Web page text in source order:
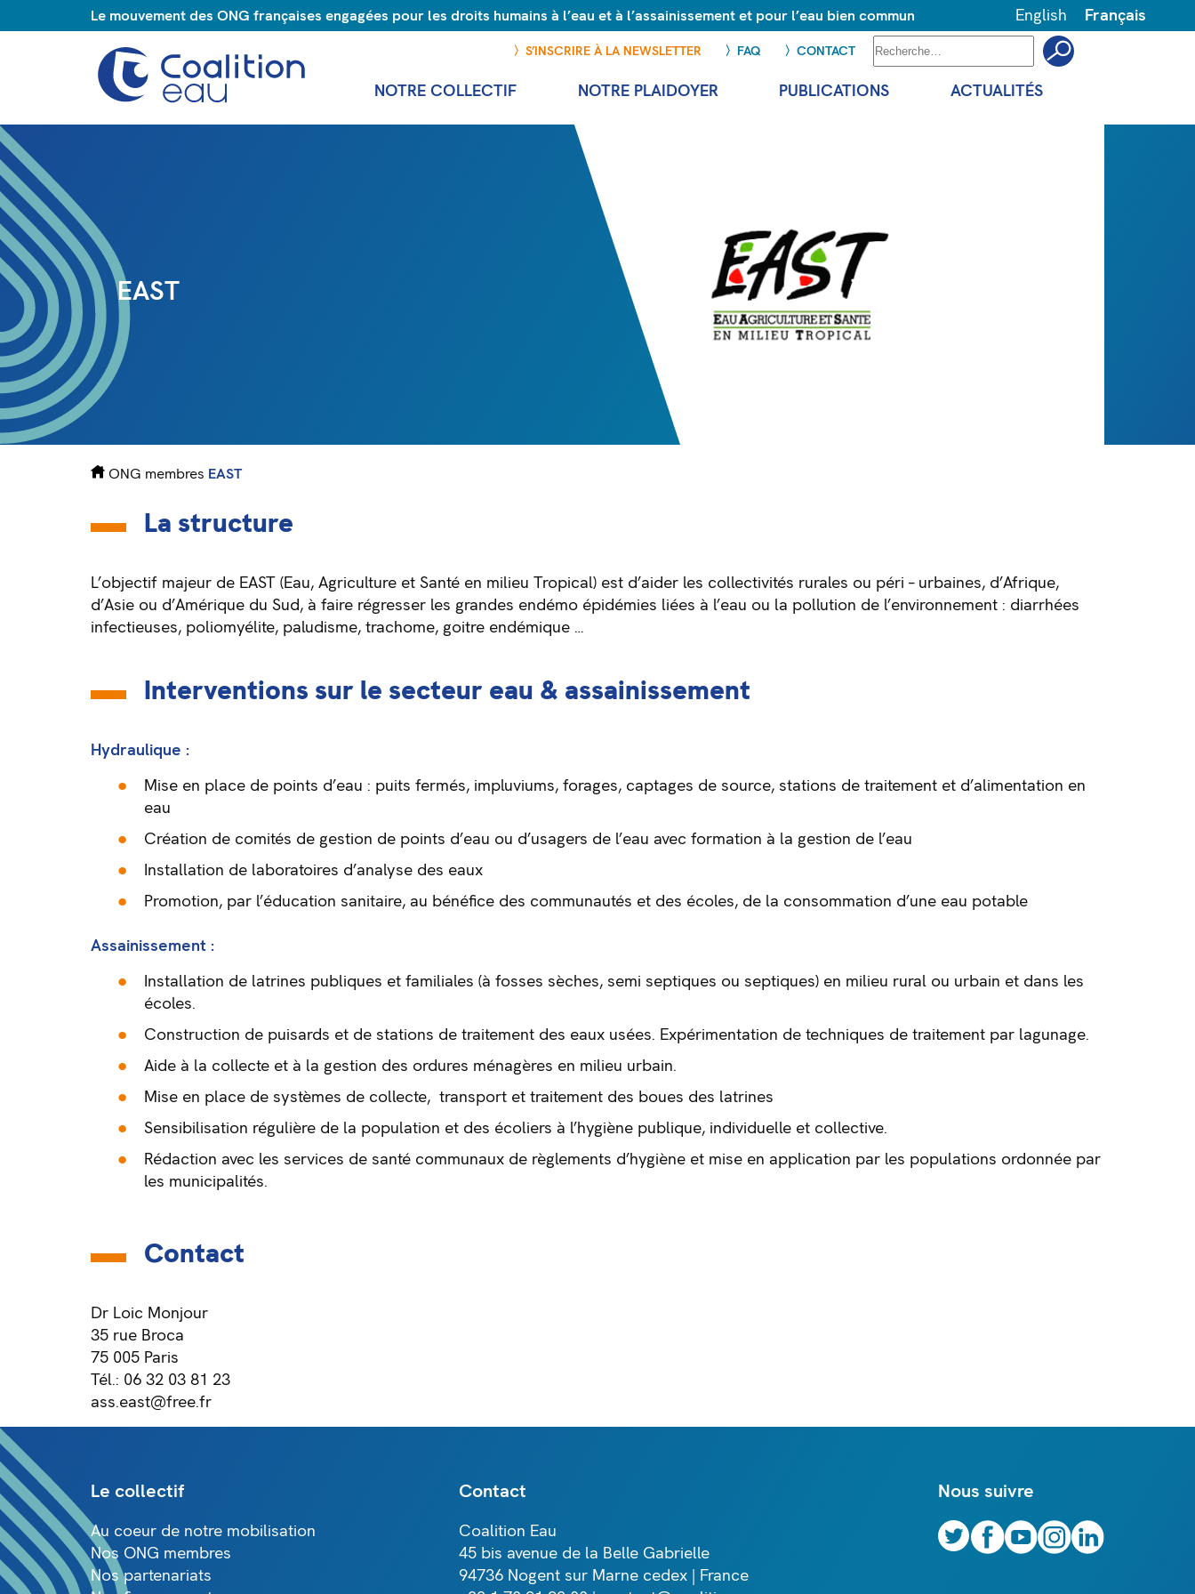
Le mouvement des ONG françaises engagées pour les droits humains à l’eau et à l’assainissement et pour l’eau bien commun
S’INSCRIRE À LA NEWSLETTER FAQ CONTACT
NOTRE COLLECTIF NOTRE PLAIDOYER PUBLICATIONS ACTUALITÉS
EAST
ONG membres EAST
La structure
L’objectif majeur de EAST (Eau, Agriculture et Santé en milieu Tropical) est d’aider les collectivités rurales ou péri – urbaines, d’Afrique,
d’Asie ou d’Amérique du Sud, à faire régresser les grandes endémo épidémies liées à l’eau ou la pollution de l’environnement : diarrhées
infectieuses, poliomyélite, paludisme, trachome, goitre endémique …
Interventions sur le secteur eau & assainissement
Hydraulique :
Mise en place de points d’eau : puits fermés, impluviums, forages, captages de source, stations de traitement et d’alimentation en
eau
Création de comités de gestion de points d’eau ou d’usagers de l’eau avec formation à la gestion de l’eau
Installation de laboratoires d’analyse des eaux
Promotion, par l’éducation sanitaire, au bénéfice des communautés et des écoles, de la consommation d’une eau potable
Assainissement :
Installation de latrines publiques et familiales (à fosses sèches, semi septiques ou septiques) en milieu rural ou urbain et dans les
écoles.
Construction de puisards et de stations de traitement des eaux usées. Expérimentation de techniques de traitement par lagunage.
Aide à la collecte et à la gestion des ordures ménagères en milieu urbain.
Mise en place de systèmes de collecte, transport et traitement des boues des latrines
Sensibilisation régulière de la population et des écoliers à l’hygiène publique, individuelle et collective.
Rédaction avec les services de santé communaux de règlements d’hygiène et mise en application par les populations ordonnée par
les municipalités.
Contact
Dr Loic Monjour
35 rue Broca
75 005 Paris
Tél.: 06 32 03 81 23
ass.east@free.fr
Le collectif
Au coeur de notre mobilisation
Nos ONG membres
Nos partenariats
Contact
Coalition Eau
45 bis avenue de la Belle Gabrielle
94736 Nogent sur Marne cedex | France
Nous suivre
English Français